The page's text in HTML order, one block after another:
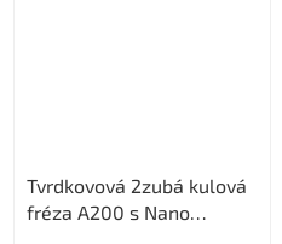
Tvrdkovová 2zubá kulová
fréza A200 s Nano